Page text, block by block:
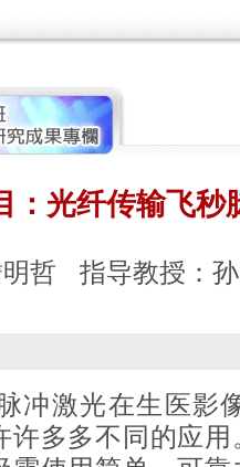
：光纤传输飞秒
哲 指导教授：
冲激光在生医影
许多多不同的应